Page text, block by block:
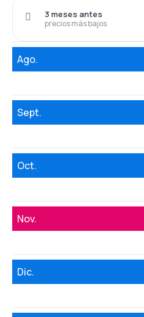
precios más bajos
3 meses antes
Ago.
Sept.
Oct.
Nov.
Dic.